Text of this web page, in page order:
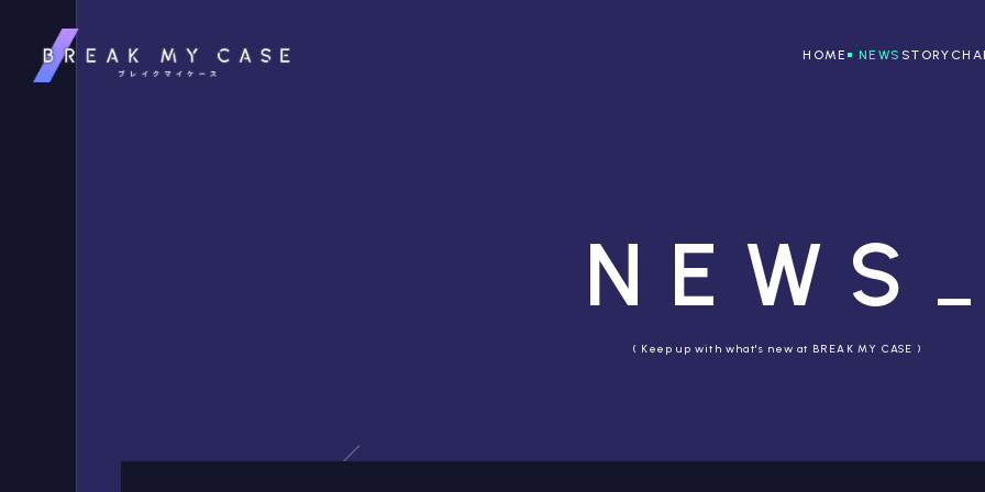
HOME NEWS STORY
NEWS
( Keep up with what's new at BREAK MY CASE )